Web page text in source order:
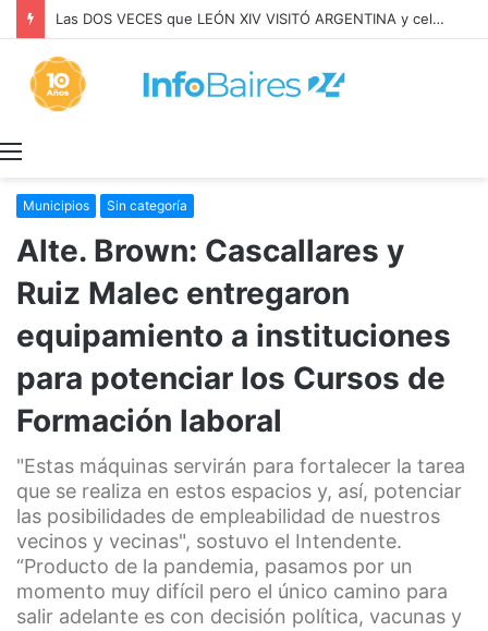
Las DOS VECES que LEÓN XIV VISITÓ ARGENTINA y celebró MISA con BERGOGLIO
Municipios Sin categoría
Alte. Brown: Cascallares y
Ruiz Malec entregaron
equipamiento a instituciones
para potenciar los Cursos de
Formación laboral
"Estas máquinas servirán para fortalecer la tarea
que se realiza en estos espacios y, así, potenciar
las posibilidades de empleabilidad de nuestros
vecinos y vecinas", sostuvo el Intendente.
“Producto de la pandemia, pasamos por un
momento muy difícil pero el único camino para
salir adelante es con decisión política, vacunas y